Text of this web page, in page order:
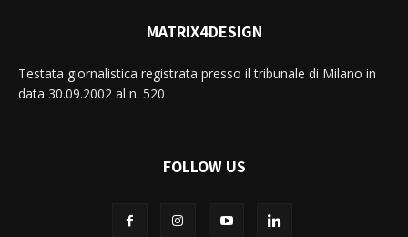
MATRIX4DESIGN
Testata giornalistica registrata presso il tribunale di Milano in
data 30.09.2002 al n. 520
FOLLOW US